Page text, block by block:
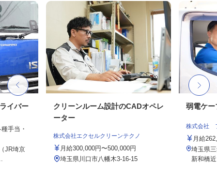
イバー
手当・
JR埼京
クリーンルーム設計のCADオペレ
ーター
株式会社エクセルクリーンテクノ
月給300,000円〜500,000円
埼玉県川口市八幡木3-16-15
弱電ケー
株式会社
月給
埼玉県
新和橋